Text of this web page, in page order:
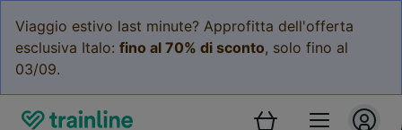
Viaggio estivo last minute? Approfitta dell'offerta
esclusiva Italo: fino al 70% di sconto, solo fino al
03/09.